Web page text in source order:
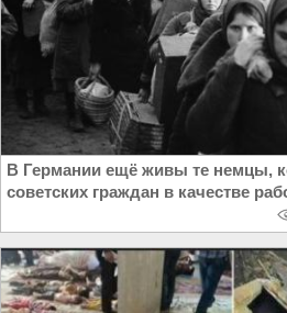
В Германии ещё живы те немцы,
советских граждан в качестве